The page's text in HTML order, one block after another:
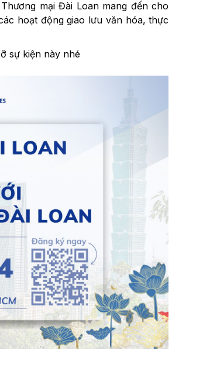
mại Đài Loan mang đến cho
hoạt động giao lưu văn hóa, thực
sự kiện này nhé